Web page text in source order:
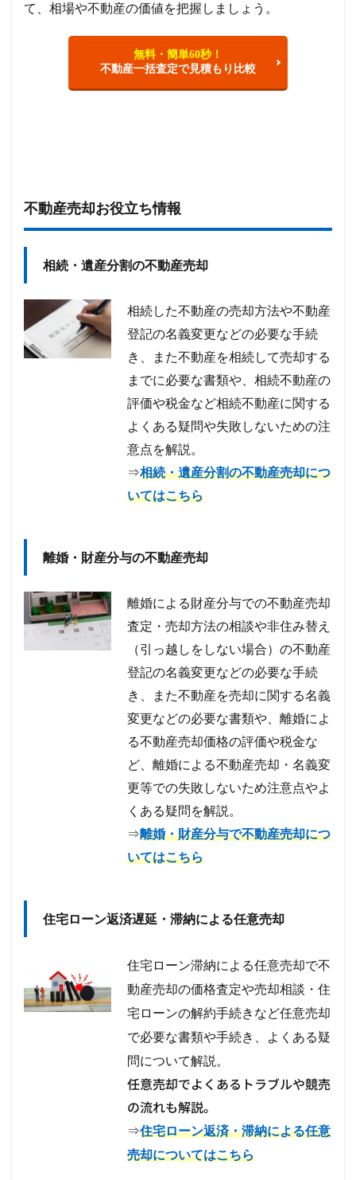
て、相場や不動産の価値を把握しましょう。
無料・簡単60秒！
不動産一括査定で見積もり比較
不動産売却お役立ち情報
相続・遺産分割の不動産売却
相続した不動産の売却方法や不動産
登記の名義変更などの必要な手続
き、また不動産を相続して売却する
までに必要な書類や、相続不動産の
評価や税金など相続不動産に関する
よくある疑問や失敗しないための注
意点を解説。
⇒相続・遺産分割の不動産売却につ
いてはこちら
離婚・財産分与の不動産売却
離婚による財産分与での不動産売却
査定・売却方法の相談や非住み替え
（引っ越しをしない場合）の不動産
登記の名義変更などの必要な手続
き、また不動産を売却に関する名義
変更などの必要な書類や、離婚によ
る不動産売却価格の評価や税金な
ど、離婚による不動産売却・名義変
更等での失敗しないため注意点やよ
くある疑問を解説。
⇒離婚・財産分与で不動産売却につ
いてはこちら
住宅ローン返済遅延・滞納による任意売却
住宅ローン滞納による任意売却で不
動産売却の価格査定や売却相談・住
宅ローンの解約手続きなど任意売却
で必要な書類や手続き、 よくある疑
問について解説。
任意売却でよくあるトラブルや競売
の流れも解説。
⇒住宅ローン返済・滞納による任意
売却についてはこちら